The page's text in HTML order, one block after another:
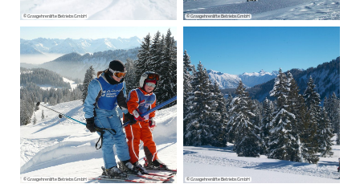
© Grasgehrenlifte Betriebs GmbH © Grasgehrenlifte Betriebs GmbH
© Grasgehrenlifte Betriebs GmbH © Grasgehrenlifte Betriebs GmbH